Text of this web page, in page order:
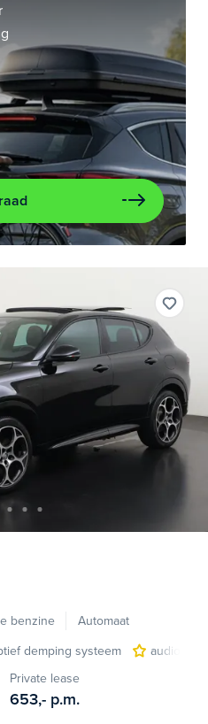
benzine
Automaat
demping systeem
audio
Private lease
653,- p.m.